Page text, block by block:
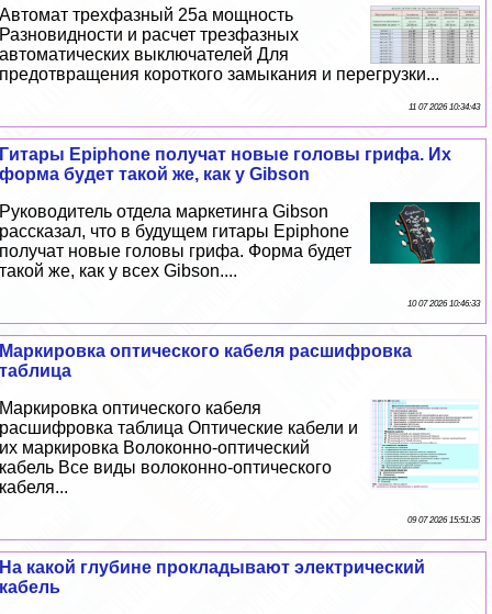
Автомат трехфазный 25а мощность
Разновидности и расчет трезфазных
автоматических выключателей Для
предотвращения короткого замыкания и перегрузки...
11 07 2026 10:34:43
Гитары Epiphone получат новые головы грифа. Их
форма будет такой же, как у Gibson
Руководитель отдела маркетинга Gibson
рассказал, что в будущем гитары Epiphone
получат новые головы грифа. Форма будет
такой же, как у всех Gibson....
10 07 2026 10:46:33
Маркировка оптического кабеля расшифровка
таблица
Маркировка оптического кабеля
расшифровка таблица Оптические кабели и
их маркировка Волоконно-оптический
кабель Все виды волоконно-оптического
кабеля...
09 07 2026 15:51:35
На какой глубине прокладывают электрический
кабель